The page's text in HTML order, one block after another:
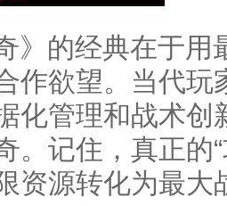
》的经典在于
作欲望。当代玩
化管理和战术创
。记住，真正的
资源转化为最大